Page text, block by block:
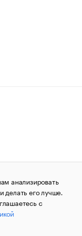
авторских прав
Сообщения
«РБК»
по надзору в сфере
за номером ИА
«РБК». Отдельные
анализировать
делать его лучше.
с